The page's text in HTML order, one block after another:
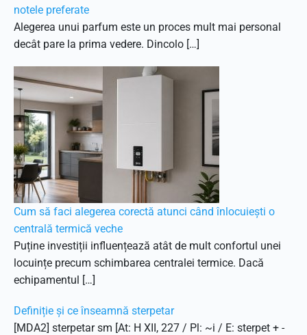
notele preferate
Alegerea unui parfum este un proces mult mai personal
decât pare la prima vedere. Dincolo […]
Cum să faci alegerea corectă atunci când înlocuiești o
centrală termică veche
Puține investiții influențează atât de mult confortul unei
locuințe precum schimbarea centralei termice. Dacă
echipamentul […]
Definiție și ce înseamnă sterpetar
[MDA2] sterpetar sm [At: H XII, 227 / Pl: ~i / E: sterpet + -